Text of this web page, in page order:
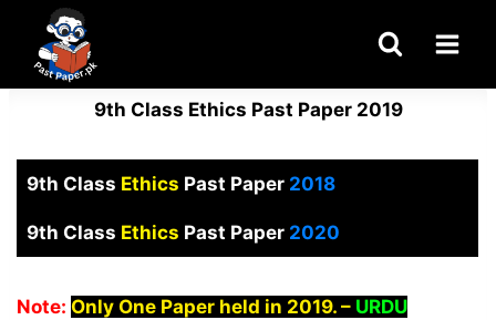
content
9th Class Ethics Past Paper 2019
9th Class Ethics Past Paper 2018
9th Class Ethics Past Paper 2020
Note: Only One Paper held in 2019. – URDU